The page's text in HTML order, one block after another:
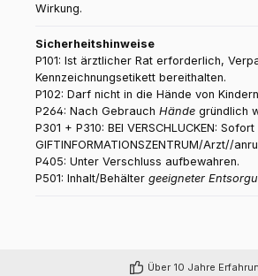
Wirkung.
Sicherheitshinweise
P101: Ist ärztlicher Rat erforderlich,
Kennzeichnungsetikett bereithalten.
P102: Darf nicht in die Hände von
P264: Nach Gebrauch Hände gründlich
P301 + P310: BEI VERSCHLUCKEN: Sofort
GIFTINFORMATIONSZENTRUM/Arzt//
P405: Unter Verschluss aufbewahren.
P501: Inhalt/Behälter geeigneter
Über 10 Jahre